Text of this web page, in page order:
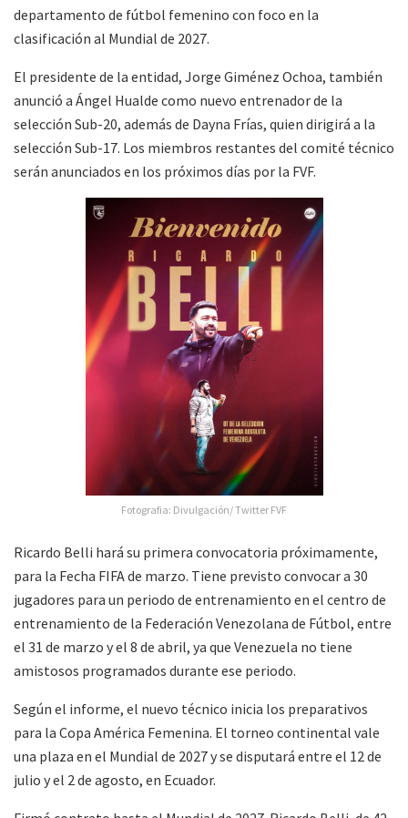
departamento de fútbol femenino con foco en la
clasificación al Mundial de 2027.
El presidente de la entidad, Jorge Giménez Ochoa, también
anunció a Ángel Hualde como nuevo entrenador de la
selección Sub-20, además de Dayna Frías, quien dirigirá a la
selección Sub-17. Los miembros restantes del comité técnico
serán anunciados en los próximos días por la FVF.
Fotografia: Divulgación/ Twitter FVF
Ricardo Belli hará su primera convocatoria próximamente,
para la Fecha FIFA de marzo. Tiene previsto convocar a 30
jugadores para un periodo de entrenamiento en el centro de
entrenamiento de la Federación Venezolana de Fútbol, ​​entre
el 31 de marzo y el 8 de abril, ya que Venezuela no tiene
amistosos programados durante ese periodo.
Según el informe, el nuevo técnico inicia los preparativos
para la Copa América Femenina. El torneo continental vale
una plaza en el Mundial de 2027 y se disputará entre el 12 de
julio y el 2 de agosto, en Ecuador.